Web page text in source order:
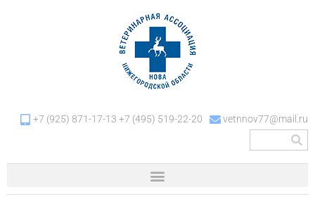
+7 (925) 871-17-13 +7 (495) 519-22-20 vetnnov77@mail.ru